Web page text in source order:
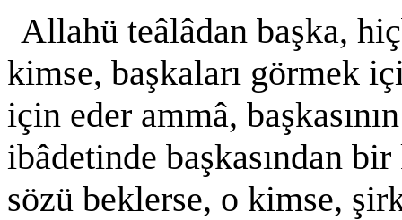
Allahü teâlâdan başka,
kimse, başkaları görmek
için eder ammâ,
ibâdetinde başkasından
sözü beklerse, o kimse,